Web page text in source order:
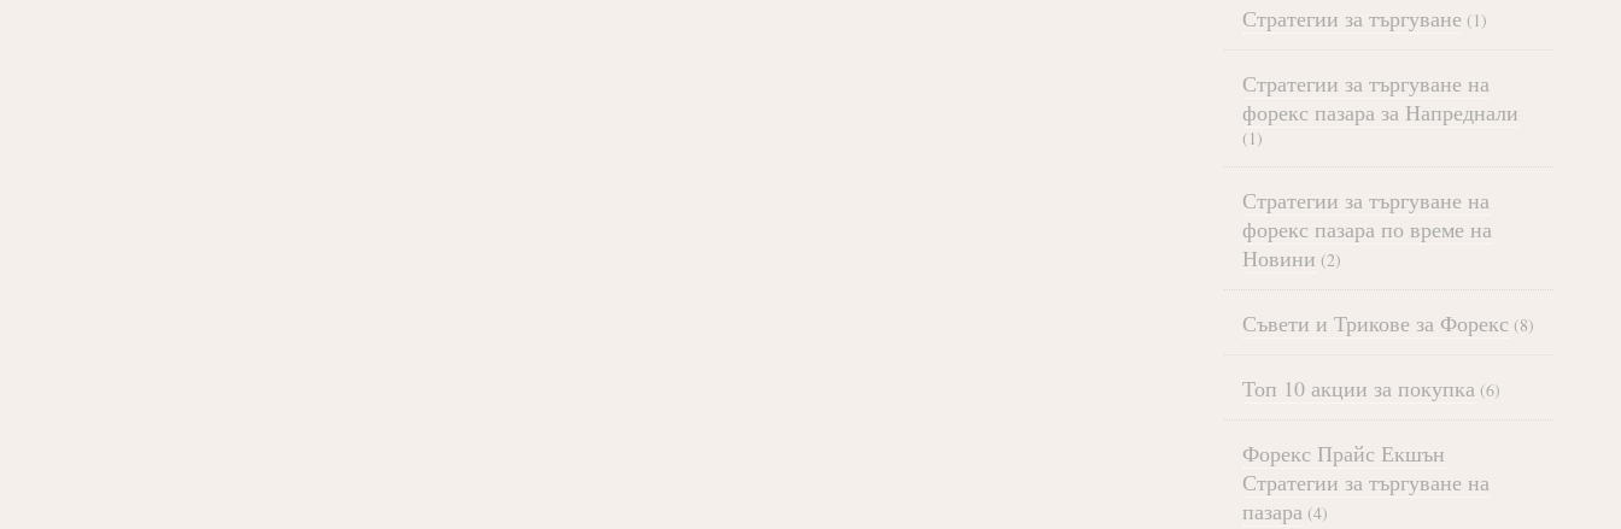
Стратегии за търгуване (1)
Стратегии за търгуване на
форекс пазара за Напреднали
(1)
Стратегии за търгуване на
форекс пазара по време на
Новини (2)
Съвети и Трикове за Форекс (8)
Топ 10 акции за покупка (6)
Форекс Прайс Екшън
Стратегии за търгуване на
пазара (4)